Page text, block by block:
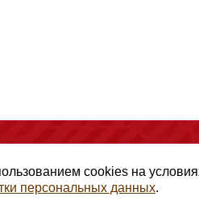
1
копирование и
cookies на
персональных данных.